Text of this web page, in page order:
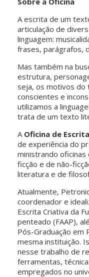
A escrita de um
articulação de
linguagem:
frases, parágrafos,
Mas também na
estrutura,
seja, os motivos do
conscientes e
utilizamos a
trata de um texto
A Oficina de
de experiência do
ministrando
ficção e de não-
literatura e de
Atualmente,
coordenador e
Escrita Criativa da
penteado (FAAP),
Pós-Graduação em
mesma instituição.
nesse trabalho de
ferramentas,
empregados no